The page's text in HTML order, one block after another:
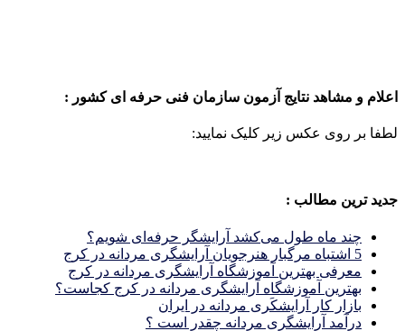
اعلام و مشاهد نتایج آزمون سازمان فنی حرفه ای کشور :
لطفا بر روی عکس زیر کلیک نمایید:
جدید ترین مطالب :
چند ماه طول می‌کشد آرایشگر حرفه‌ای شویم؟
5 اشتباه مرگبار هنرجویان آرایشگری مردانه در کرج
معرفی بهترین آموزشگاه آرایشگری مردانه در کرج
بهترین آموزشگاه آرایشگری مردانه در کرج کجاست؟
بازار كار آرايشكَرى مردانه در ايران
درآمد آرایشگری مردانه چقدر است ؟